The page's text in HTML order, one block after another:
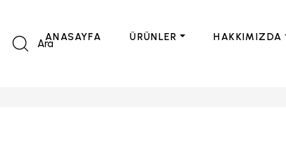
Ara
ANASAYFA ÜRÜNLER HAKKIMIZDA